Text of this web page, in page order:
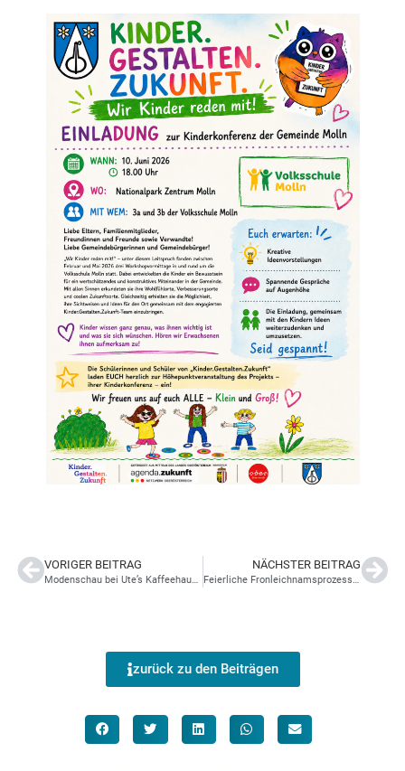
VORIGER BEITRAG
Modenschau bei Ute’s Kaffeehaus in Grünburg
NÄCHSTER BEITRAG
Feierliche Fronleichnamsprozession führte durch Molln
zurück zu den Beiträgen